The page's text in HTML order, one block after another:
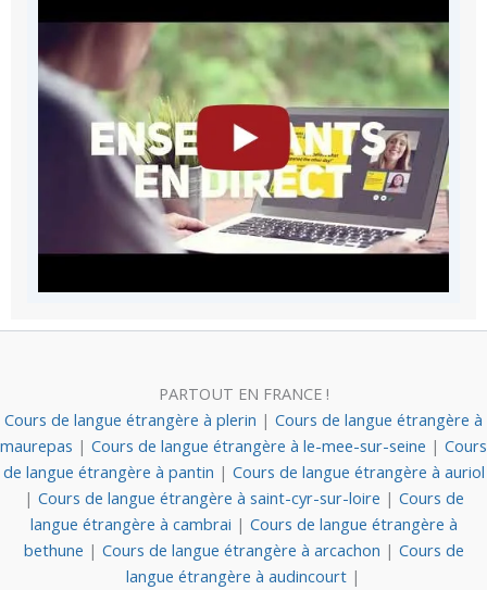
PARTOUT EN FRANCE !
Cours de langue étrangère à plerin | Cours de langue étrangère à
maurepas | Cours de langue étrangère à le-mee-sur-seine | Cours
de langue étrangère à pantin | Cours de langue étrangère à auriol
| Cours de langue étrangère à saint-cyr-sur-loire | Cours de
langue étrangère à cambrai | Cours de langue étrangère à
bethune | Cours de langue étrangère à arcachon | Cours de
langue étrangère à audincourt |